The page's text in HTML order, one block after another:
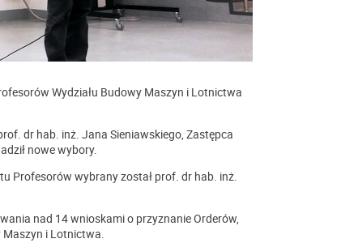
Wydziału Budowy Maszyn i Lotnictwa
dr hab. inż. Jana Sieniawskiego, Zastępca
nowe wybory.
Profesorów wybrany został prof. dr hab. inż.
nad 14 wnioskami o przyznanie Orderów,
Maszyn i Lotnictwa.